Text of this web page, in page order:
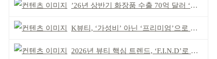
’26년 상반기 화장품 수출 70억 달러 ‘역대 최고’
K뷰티, ‘가성비’ 아닌 ‘프리미엄’으로 승부걸어야
2026년 뷰티 핵심 트렌드, ‘F.I.N.D’로 읽는다